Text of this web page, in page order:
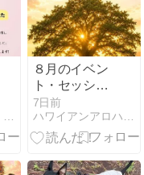
８月のイベン
ト・セッショ
ン日程のお知
らせ
7日前